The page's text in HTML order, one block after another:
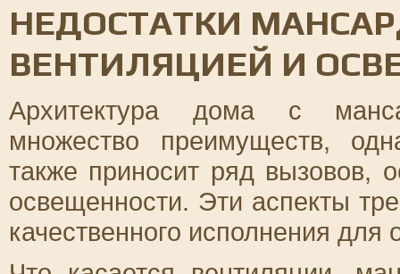
НЕДОСТАТКИ
ВЕНТИЛЯЦИЕЙ И
Архитектура дома с
множество преимуществ,
также приносит ряд вызовов,
освещенности. Эти аспекты
качественного исполнения